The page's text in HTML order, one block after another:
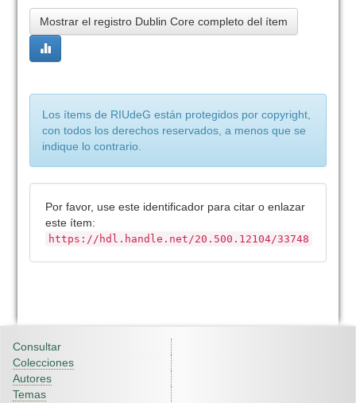
Mostrar el registro Dublin Core completo del ítem
Los ítems de RIUdeG están protegidos por copyright,
con todos los derechos reservados, a menos que se
indique lo contrario.
Por favor, use este identificador para citar o enlazar
este ítem:
https://hdl.handle.net/20.500.12104/33748
Consultar
Colecciones
Autores
Temas